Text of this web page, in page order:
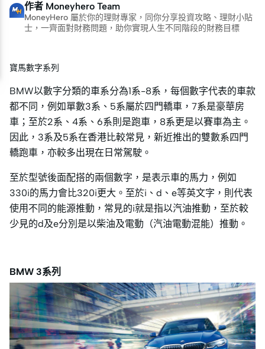
作者 Moneyhero Team
MoneyHero 屬於你的理財專家，同你分享投資攻略、理財小貼
士，一齊面對財務問題，助你實現人生不同階段的財務目標
寶馬數字系列
BMW以數字分類的車系分為1系-8系，每個數字代表的車款
都不同，例如單數3系、5系屬於四門轎車，7系是豪華房
車；至於2系、4系、6系則是跑車，8系更是以賽車為主。
因此，3系及5系在香港比較常見，新近推出的雙數系四門
轎跑車，亦較多出現在日常駕駛。
至於型號後面配搭的兩個數字，是表示車的馬力，例如
330i的馬力會比320i更大。至於i、d、e等英文字，則代表
使用不同的能源推動，常見的i就是指以汽油推動，至於較
少見的d及e分別是以柴油及電動（汽油電動混能）推動。
BMW 3系列